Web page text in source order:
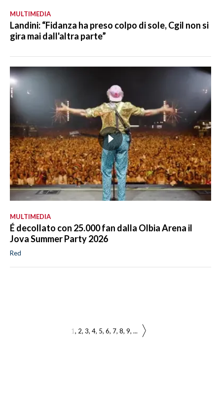
MULTIMEDIA
Landini: “Fidanza ha preso colpo di sole, Cgil non si
gira mai dall'altra parte”
MULTIMEDIA
É decollato con 25.000 fan dalla Olbia Arena il
Jova Summer Party 2026
Red
1 2 3 4 5 6 7 8 9 ...